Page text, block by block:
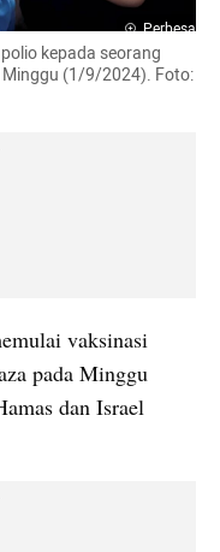
Perbesar
kepada seorang
(1/9/2024). Foto:
vaksinasi
pada Minggu
dan Israel